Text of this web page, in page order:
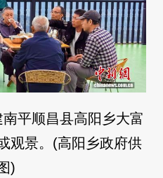
平顺昌县高阳乡大富
观景。(高阳乡政府供
)